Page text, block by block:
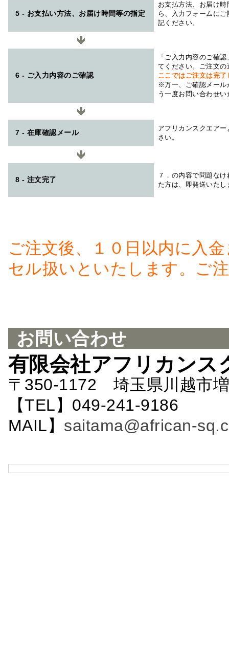
5 - お支払い方法、お届け時間等の指定
お支払方法、お届け
ら、入力フォームに
記ください。
6 - ご入力内容のご確認
「ご入力内容のご確
てください。ご注文
ここではご注文は完
※万一、ご確認メール
う一度お問い合わせ
7 - 在庫確認メール
アフリカンスクエアー
さい。
8 - 注文完了
７．の内容で問題な
た方は、即発送いたし
ご注文後、１０日以内に入
セル扱いといたします。ご
お問い合わせ
有限会社アフリカンス
〒350-1172 埼玉県川越市
【TEL】049-241-
MAIL】 saitama@african-